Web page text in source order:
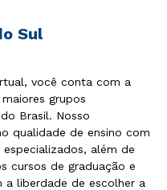
Sul
você conta com a
grupos
Brasil. Nosso
qualidade de ensino com
além de
cursos de graduação e
a liberdade de escolher a